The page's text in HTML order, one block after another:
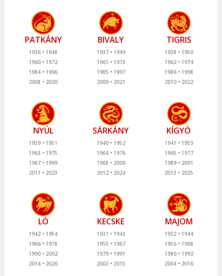
PATKÁNY
1936
1948
1960
1972
1984
1996
2008
2020
BIVALY
1937
1949
1961
1973
1985
1997
2009
2021
TIGRIS
1938
1950
1962
1974
1986
1998
2010
2022
NYÚL
1939
1951
1963
1975
1987
1999
2011
2023
SÁRKÁNY
1940
1952
1964
1976
1988
2000
2012
2024
KÍGYÓ
1941
1953
1965
1977
1989
2001
2013
2025
LÓ
1942
1954
1966
1978
1990
2002
2014
2026
KECSKE
1931
1943
1955
1967
1979
1991
2003
2015
MAJOM
1932
1944
1956
1968
1980
1992
2004
2016